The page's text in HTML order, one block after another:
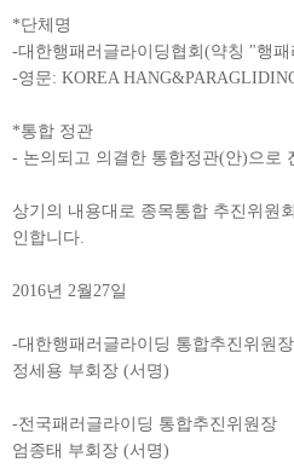
*단체명
-대한행패러글라이딩협회(약칭 "행
-영문: KOREA
*통합 정관
- 논의되고 의결한 통합정관(안)으로
상기의 내용대로 종목통합 추진위원
인합니다.
2016년 2월27일
-대한행패러글라이딩 통합추진위원장
정세용 부회장 (서명)
-전국패러글라이딩 통합추진위원장
엄종태 부회장 (서명)